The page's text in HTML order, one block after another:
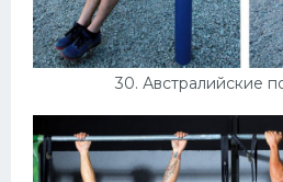
30. Австралийские